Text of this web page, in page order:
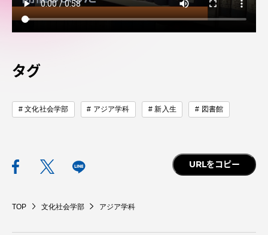
タグ
文化社会学部 アジア学科 新入生 図書館
URLをコピー
TOP 文化社会学部 アジア学科
アクセス情報
品川キャンパス 湘南キャンパス
阿蘇くまもと
臨空キャンパス